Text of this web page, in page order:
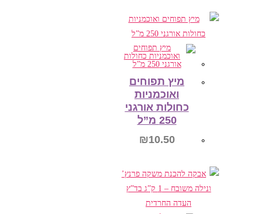
הוספה לסל
מיץ תפוחים
ואוכמניות
כחולות אורגני
250 מ”ל
₪10.50
הוספה לסל